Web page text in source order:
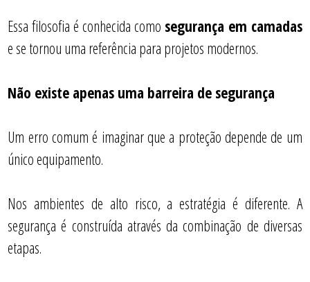
Essa filosofia é conhecida como segurança em camadas
e se tornou uma referência para projetos modernos.
Não existe apenas uma barreira de segurança
Um erro comum é imaginar que a proteção depende de um
único equipamento.
Nos ambientes de alto risco, a estratégia é diferente. A
segurança é construída através da combinação de diversas
etapas.